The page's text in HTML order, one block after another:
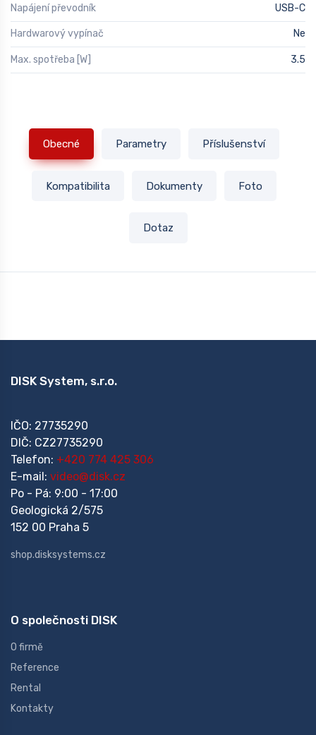
Napájení převodník USB-C
Hardwarový vypínač Ne
Max. spotřeba [W] 3.5
Obecné Parametry Příslušenství
Kompatibilita Dokumenty Foto
Dotaz
DISK System, s.r.o.
IČO: 27735290
DIČ: CZ27735290
Telefon: +420 774 425 306
E-mail: video@disk.cz
Po - Pá: 9:00 - 17:00
Geologická 2/575
152 00 Praha 5
shop.disksystems.cz
O společnosti DISK
O firmě
Reference
Rental
Kontakty